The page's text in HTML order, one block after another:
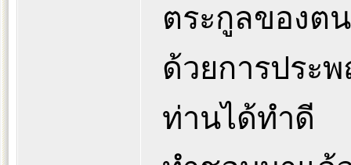
ตระกูลของตน
ด้วยการประ
ท่านได้ทำดี